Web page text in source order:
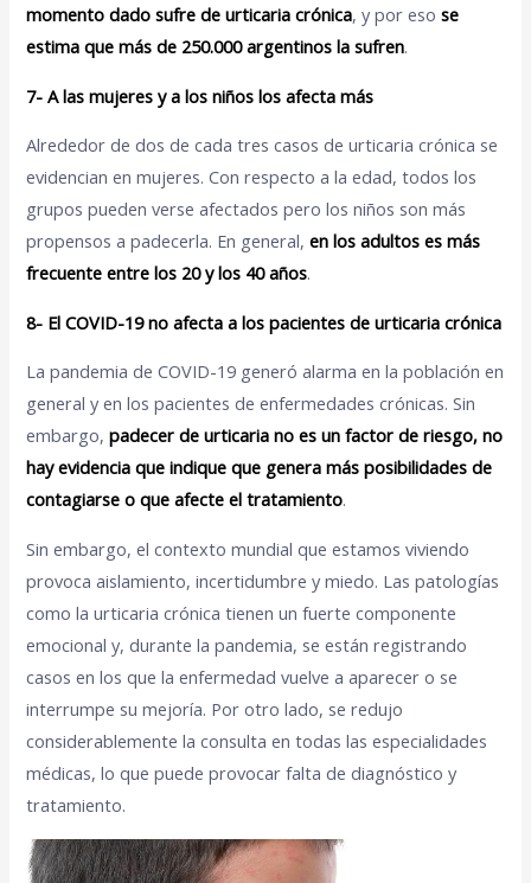
momento dado sufre de urticaria crónica, y por esose
estima que más de 250.000 argentinos la sufren.
7- A las mujeres y a los niños los afecta más
Alrededor de dos de cada tres casos de urticaria crónica se
evidencian en mujeres. Con respecto a la edad, todos los
grupos pueden verse afectados pero los niños son más
propensos a padecerla. En general,en los adultos es más
frecuente entre los 20 y los 40 años.
8- El COVID-19 no afecta a los pacientes de urticaria crónica
La pandemia de COVID-19 generó alarma en la población en
general y en los pacientes de enfermedades crónicas. Sin
embargo,padecer de urticaria no es un factor de riesgo, no
hay evidencia que indique que genera más posibilidades de
contagiarse o que afecte el tratamiento.
Sin embargo, el contexto mundial que estamos viviendo
provoca aislamiento, incertidumbre y miedo. Las patologías
como la urticaria crónica tienen un fuerte componente
emocional y, durante la pandemia, se están registrando
casos en los que la enfermedad vuelve a aparecer o se
interrumpe su mejoría. Por otro lado, se redujo
considerablemente la consulta en todas las especialidades
médicas, lo que puede provocar falta de diagnóstico y
tratamiento.